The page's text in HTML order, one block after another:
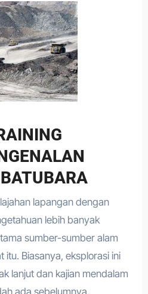
lapangan dengan
lebih banyak
sumber-sumber alam
Biasanya, eksplorasi ini
lanjut dan kajian mendalam
ada sebelumnya.